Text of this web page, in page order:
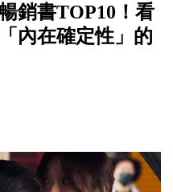
銷書TOP10！看
內在確定性」的